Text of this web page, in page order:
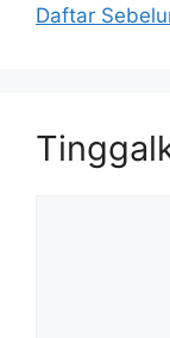
Daftar